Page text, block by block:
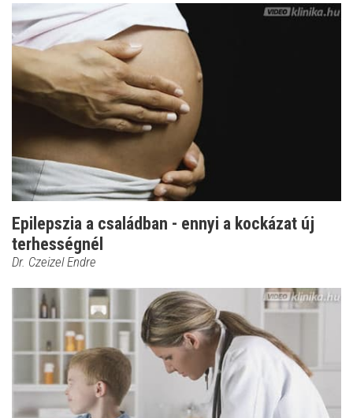
Epilepszia a családban - ennyi a kockázat új
terhességnél
Dr. Czeizel Endre